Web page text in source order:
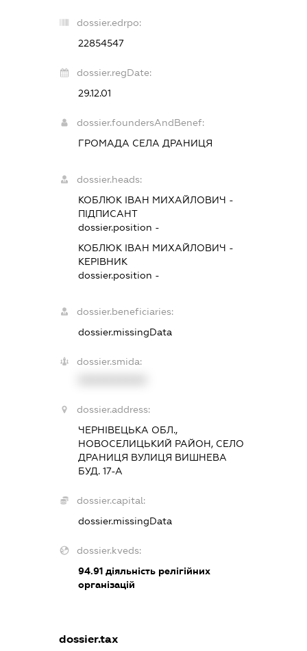
dossier.edrpo:
22854547
dossier.regDate:
29.12.01
dossier.foundersAndBenef:
ГРОМАДА СЕЛА ДРАНИЦЯ
dossier.heads:
КОБЛЮК ІВАН МИХАЙЛОВИЧ -
ПІДПИСАНТ
dossier.position -
КОБЛЮК ІВАН МИХАЙЛОВИЧ -
КЕРІВНИК
dossier.position -
dossier.beneficiaries:
dossier.missingData
dossier.smida:
dossier.address:
ЧЕРНІВЕЦЬКА ОБЛ.,
НОВОСЕЛИЦЬКИЙ РАЙОН, СЕЛО
ДРАНИЦЯ ВУЛИЦЯ ВИШНЕВА
БУД. 17-А
dossier.capital:
dossier.missingData
dossier.kveds:
94.91 діяльність релігійних
організацій
dossier.tax